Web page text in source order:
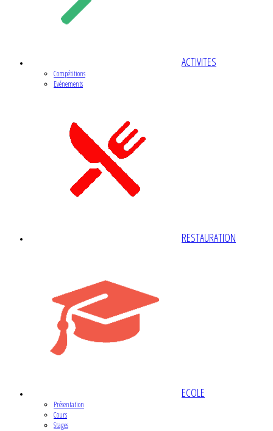
ACTIVITES
Compétitions
Evénements
RESTAURATION
ECOLE
Présentation
Cours
Stages